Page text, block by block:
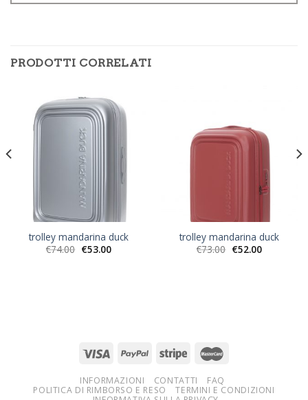
PRODOTTI CORRELATI
trolley mandarina duck
€74.00 €53.00
trolley mandarina duck
€73.00 €52.00
INFORMAZIONI CONTATTI
FAQ
POLITICA DI RIMBORSO E RESO
TERMINI E CONDIZIONI